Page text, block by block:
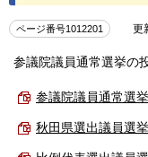
ページ番号1012201 更
参議院議員通常選挙の
参議院議員通常選
秋田県選出議員選